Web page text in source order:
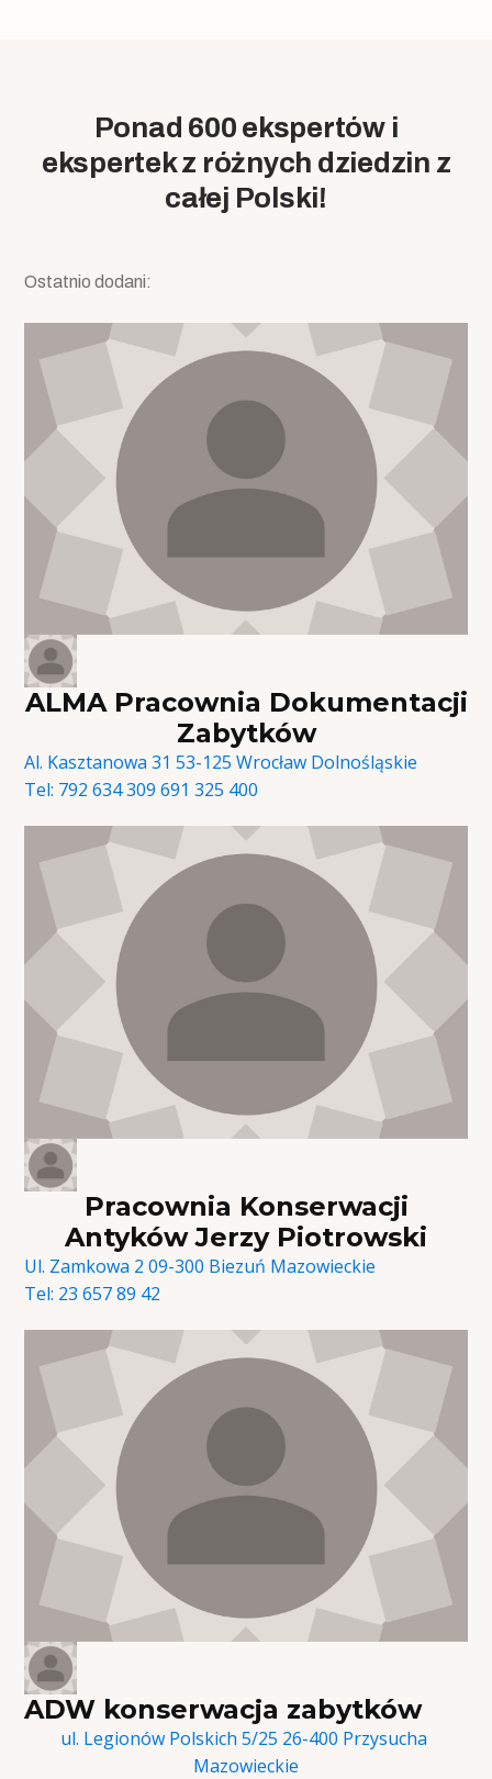
Ponad 600 ekspertów i
ekspertek z różnych dziedzin z
całej Polski!
Ostatnio dodani:
ALMA Pracownia Dokumentacji
Zabytków
Al. Kasztanowa 31 53-125 Wrocław Dolnośląskie
Tel: 792 634 309 691 325 400
Pracownia Konserwacji
Antyków Jerzy Piotrowski
Ul. Zamkowa 2 09-300 Biezuń Mazowieckie
Tel: 23 657 89 42
ADW konserwacja zabytków
ul. Legionów Polskich 5/25 26-400 Przysucha
Mazowieckie